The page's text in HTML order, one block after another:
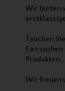
Wir bieten
Tauchen
Fan
Produkten.
Wir freuen